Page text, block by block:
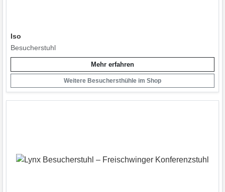
Iso
Besucherstuhl
Mehr erfahren
Weitere Besuchersthühle im Shop